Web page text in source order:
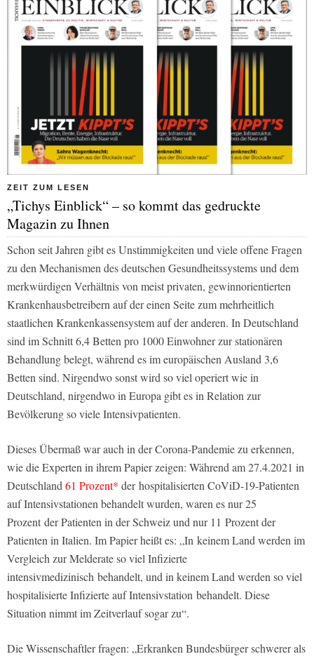
ZEIT ZUM LESEN
„Tichys Einblick“ – so kommt das gedruckte
Magazin zu Ihnen
Schon seit Jahren gibt es Unstimmigkeiten und viele offene Fragen
zu den Mechanismen des deutschen Gesundheitssystems und dem
merkwürdigen Verhältnis von meist privaten, gewinnorientierten
Krankenhausbetreibern auf der einen Seite zum mehrheitlich
staatlichen Krankenkassensystem auf der anderen. In Deutschland
sind im Schnitt 6,4 Betten pro 1000 Einwohner zur stationären
Behandlung belegt, während es im europäischen Ausland 3,6
Betten sind. Nirgendwo sonst wird so viel operiert wie in
Deutschland, nirgendwo in Europa gibt es in Relation zur
Bevölkerung so viele Intensivpatienten.
Dieses Übermaß war auch in der Corona-Pandemie zu erkennen,
wie die Experten in ihrem Papier zeigen: Während am 27.4.2021 in
Deutschland 61 Prozent* der hospitalisierten CoViD-19-Patienten
auf Intensivstationen behandelt wurden, waren es nur 25
Prozent der Patienten in der Schweiz und nur 11 Prozent der
Patienten in Italien. Im Papier heißt es: „In keinem Land werden im
Vergleich zur Melderate so viel Infizierte
intensivmedizinisch behandelt, und in keinem Land werden so viel
hospitalisierte Infizierte auf Intensivstation behandelt. Diese
Situation nimmt im Zeitverlauf sogar zu“.
Die Wissenschaftler fragen: „Erkranken Bundesbürger schwerer als